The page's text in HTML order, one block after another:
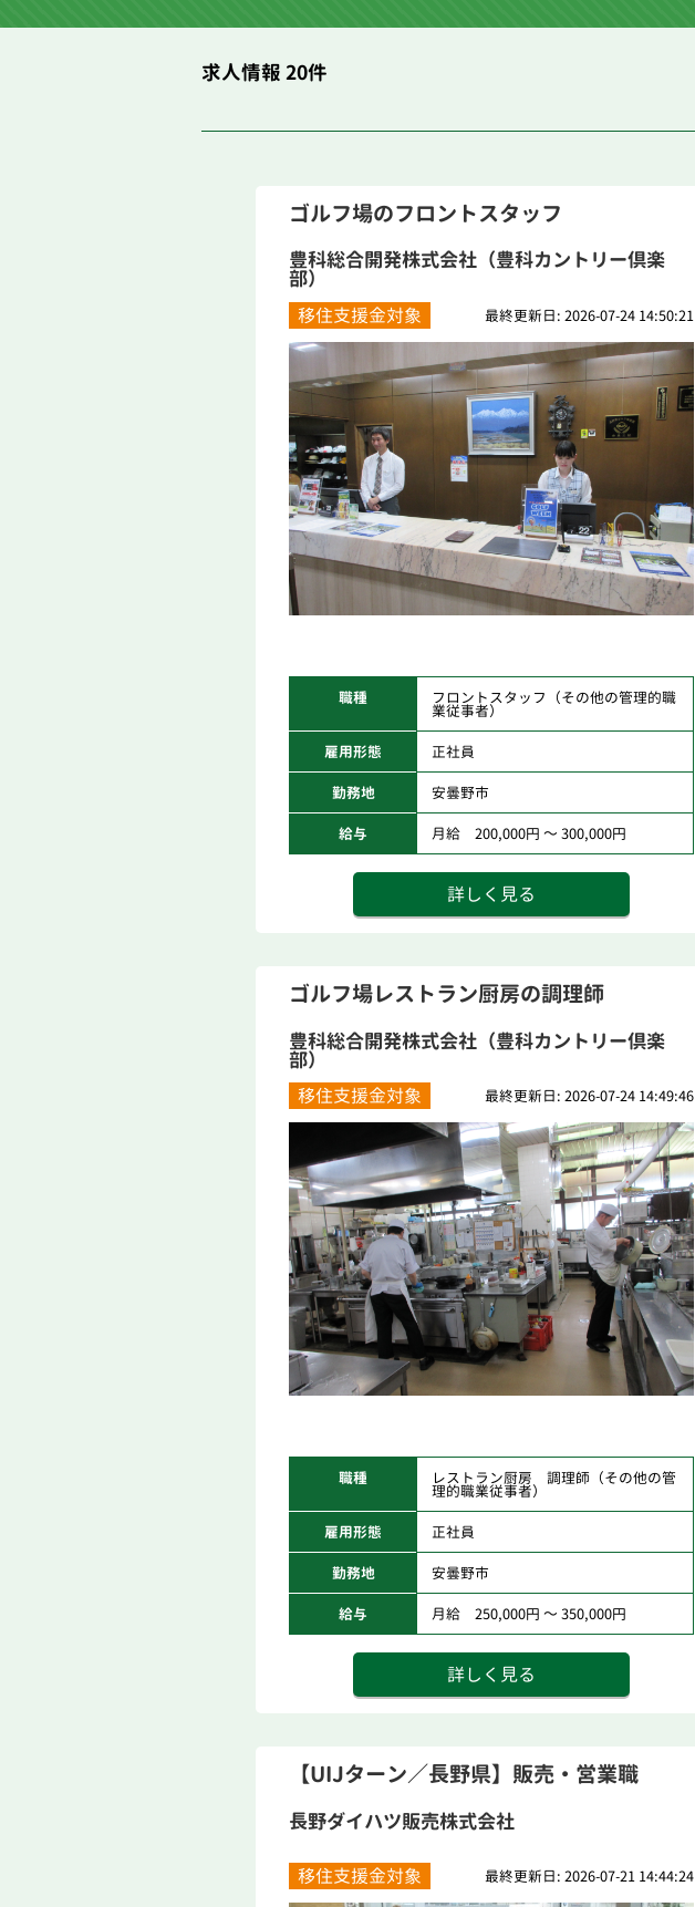
求人情報 20件
ゴルフ場のフロントスタッフ
豊科総合開発株式会社（豊科カントリー倶楽
部）
移住支援金対象 最終更新日: 2026-07-24 14:50:21
職種 フロントスタッフ（その他の管理的職
業従事者）
雇用形態 正社員
勤務地 安曇野市
給与 月給 200,000円 ～ 300,000円
詳しく見る
ゴルフ場レストラン厨房の調理師
豊科総合開発株式会社（豊科カントリー倶楽
部）
移住支援金対象 最終更新日: 2026-07-24 14:49:46
職種 レストラン厨房 調理師（その他の管
理的職業従事者）
雇用形態 正社員
勤務地 安曇野市
給与 月給 250,000円 ～ 350,000円
詳しく見る
【UIJターン／長野県】販売・営業職
長野ダイハツ販売株式会社
移住支援金対象 最終更新日: 2026-07-21 14:44:24